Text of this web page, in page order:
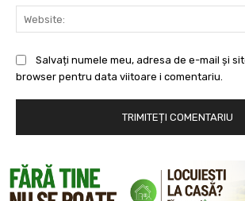
Salvați numele meu, adresa de e-mail și
browser pentru data viitoare i comentariu.